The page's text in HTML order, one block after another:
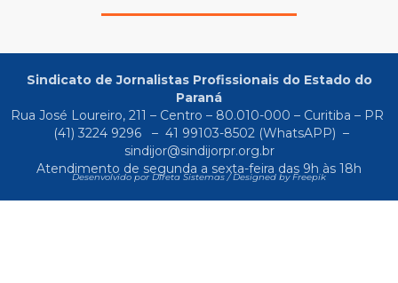
Sindicato de Jornalistas Profissionais do Estado do
Paraná
Rua José Loureiro, 211 – Centro – 80.010-000 – Curitiba – PR
(41) 3224 9296
– 41 99103-8502(WhatsAPP) –
sindijor@sindijorpr.org.br
Atendimento de segunda a sexta-feira das 9h às 18h
Desenvolvido por Direta Sistemas /Designed by Freepik